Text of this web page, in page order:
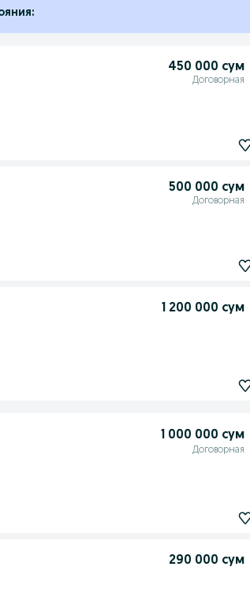
450 000 сум
Договорная
500 000 сум
Договорная
1 200 000 сум
1 000 000 сум
Договорная
290 000 сум